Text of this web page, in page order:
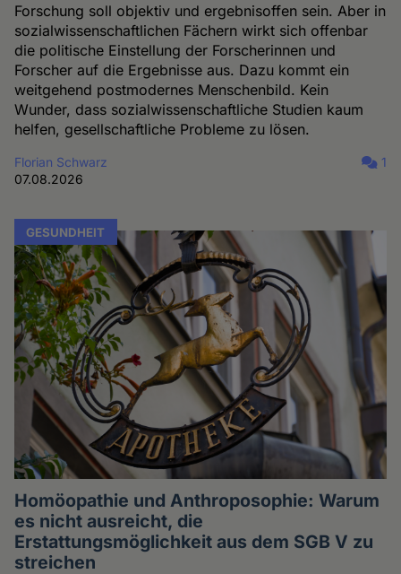
Forschung soll objektiv und ergebnisoffen sein. Aber in
sozialwissenschaftlichen Fächern wirkt sich offenbar
die politische Einstellung der Forscherinnen und
Forscher auf die Ergebnisse aus. Dazu kommt ein
weitgehend postmodernes Menschenbild. Kein
Wunder, dass sozialwissenschaftliche Studien kaum
helfen, gesellschaftliche Probleme zu lösen.
Florian Schwarz
07.08.2026
1
GESUNDHEIT
Homöopathie und Anthroposophie: Warum
es nicht ausreicht, die
Erstattungsmöglichkeit aus dem SGB V zu
streichen